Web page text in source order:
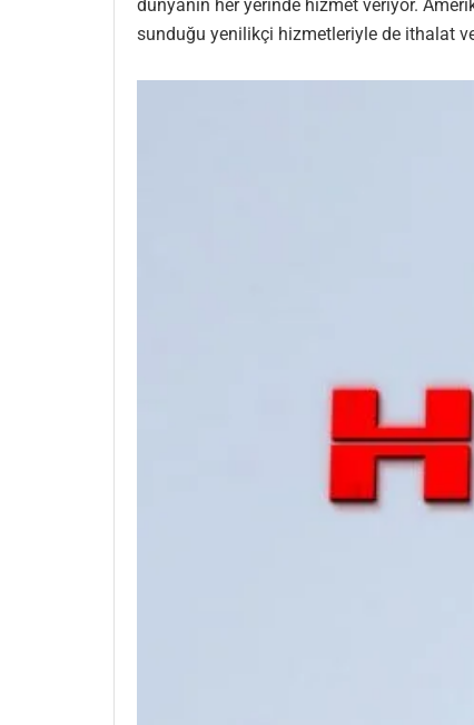
dünyanın her yerinde hizmet veriyor.
sunduğu yenilikçi hizmetleriyle de ithalat